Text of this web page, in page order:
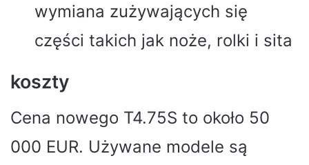
wymiana zużywających się
części takich jak noże, rolki i sita
koszty
Cena nowego T4.75S to około 50
000 EUR. Używane modele są